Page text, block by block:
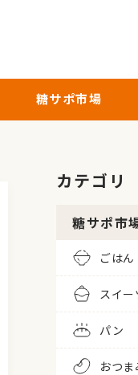
糖サポ市場
カテゴリ
糖サポ市
ごはん
スイー
パン
おつま